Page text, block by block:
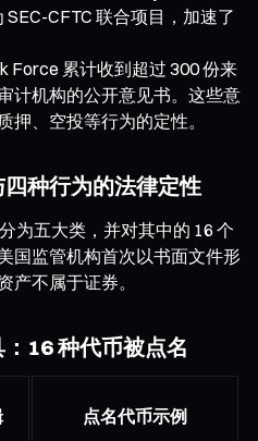
CFTC 联合项目，加速了
Force 累计收到超过 300 份来
计机构的公开意见书。这些意
押、空投等行为的定性。
种行为的法律定性
为五大类，并对其中的 16 个
国监管机构首次以书面文件形
产不属于证券。
16 种代币被点名
点名代币示例